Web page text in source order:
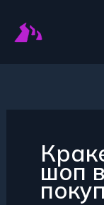
содержимому
шоп